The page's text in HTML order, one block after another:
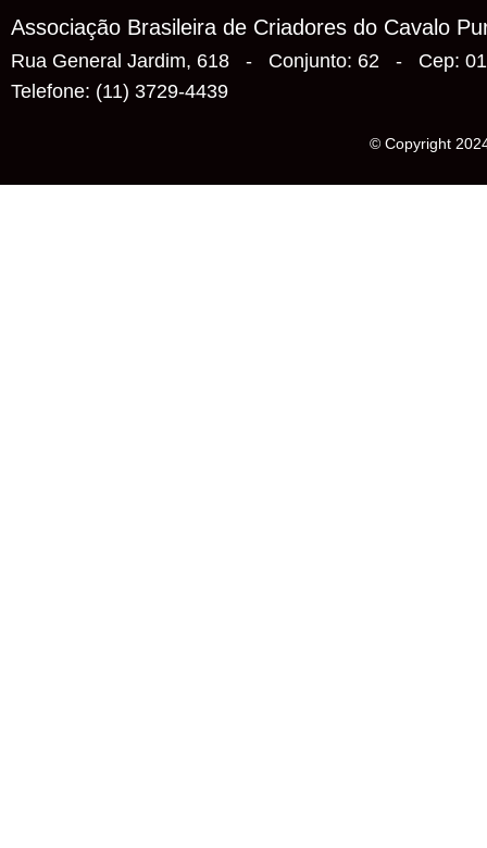
Associação Brasileira de Criadores do Cavalo
Rua General Jardim, 618 - Conjunto: 62 - Cep:
Telefone: (11) 3729-4439
© Copyright